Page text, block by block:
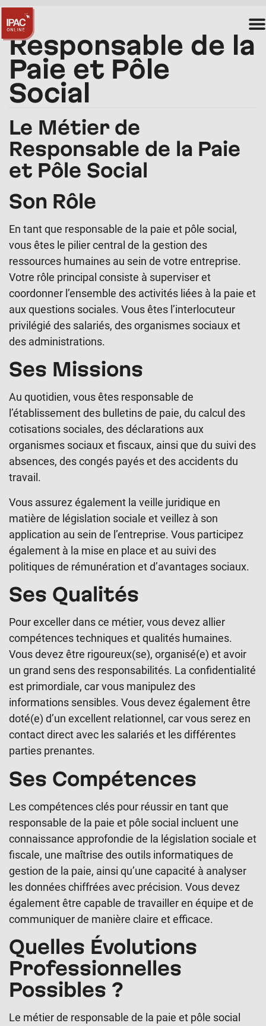
Responsable de la
Paie et Pôle
Social
Le Métier de
Responsable de la Paie
et Pôle Social
Son Rôle
En tant que responsable de la paie et pôle social,
vous êtes le pilier central de la gestion des
ressources humaines au sein de votre entreprise.
Votre rôle principal consiste à superviser et
coordonner l’ensemble des activités liées à la paie et
aux questions sociales. Vous êtes l’interlocuteur
privilégié des salariés, des organismes sociaux et
des administrations.
Ses Missions
Au quotidien, vous êtes responsable de
l’établissement des bulletins de paie, du calcul des
cotisations sociales, des déclarations aux
organismes sociaux et fiscaux, ainsi que du suivi des
absences, des congés payés et des accidents du
travail.
Vous assurez également la veille juridique en
matière de législation sociale et veillez à son
application au sein de l’entreprise. Vous participez
également à la mise en place et au suivi des
politiques de rémunération et d’avantages sociaux.
Ses Qualités
Pour exceller dans ce métier, vous devez allier
compétences techniques et qualités humaines.
Vous devez être rigoureux(se), organisé(e) et avoir
un grand sens des responsabilités. La confidentialité
est primordiale, car vous manipulez des
informations sensibles. Vous devez également être
doté(e) d’un excellent relationnel, car vous serez en
contact direct avec les salariés et les différentes
parties prenantes.
Ses Compétences
Les compétences clés pour réussir en tant que
responsable de la paie et pôle social incluent une
connaissance approfondie de la législation sociale et
fiscale, une maîtrise des outils informatiques de
gestion de la paie, ainsi qu’une capacité à analyser
les données chiffrées avec précision. Vous devez
également être capable de travailler en équipe et de
communiquer de manière claire et efficace.
Quelles Évolutions
Professionnelles
Possibles ?
Le métier de responsable de la paie et pôle social